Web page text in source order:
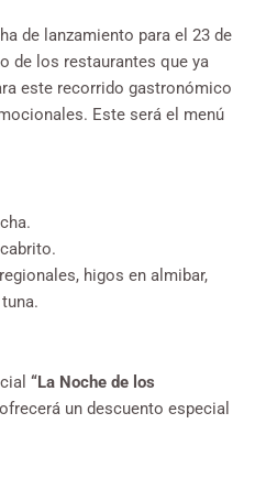
de lanzamiento para el 23 de
de los restaurantes que ya
este recorrido gastronómico
Este será el menú
higos en almibar,
“La Noche de los
un descuento especial